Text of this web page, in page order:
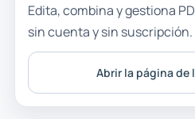
Edita, combina y gestiona
sin cuenta y sin suscripción.
Abrir la página de